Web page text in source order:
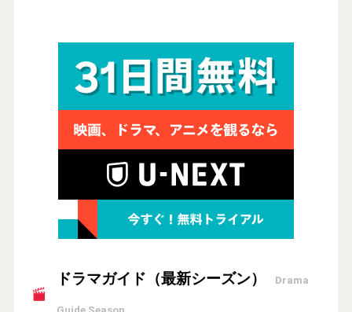
ドラマガイド（最新シーズン） Drama